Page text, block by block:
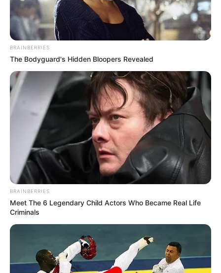
Clique aqui para entrar no grupo
BRAINBERRIES
The Bodyguard's Hidden Bloopers Revealed
BRAINBERRIES
Meet The 6 Legendary Child Actors Who Became Real Life
Criminals